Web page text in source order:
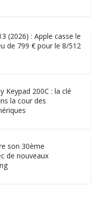
(2026) : Apple casse le
de 799 € pour le 8/512
Keypad 200C : la clé
la cour des
son 30ème
de nouveaux